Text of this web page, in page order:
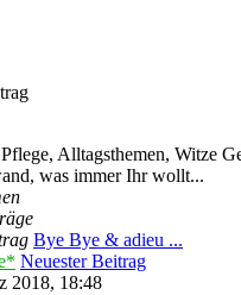
Alltagsthemen, Witze
was immer Ihr wollt...
Bye Bye & adieu ...
Neuester Beitrag
2018, 18:48